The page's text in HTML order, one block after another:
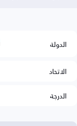
الدولة
الاتحاد
الدرجة